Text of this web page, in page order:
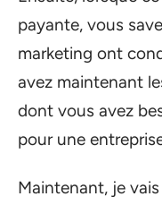
payante, vous
marketing ont
avez maintenant
dont vous avez
pour une
Maintenant, je